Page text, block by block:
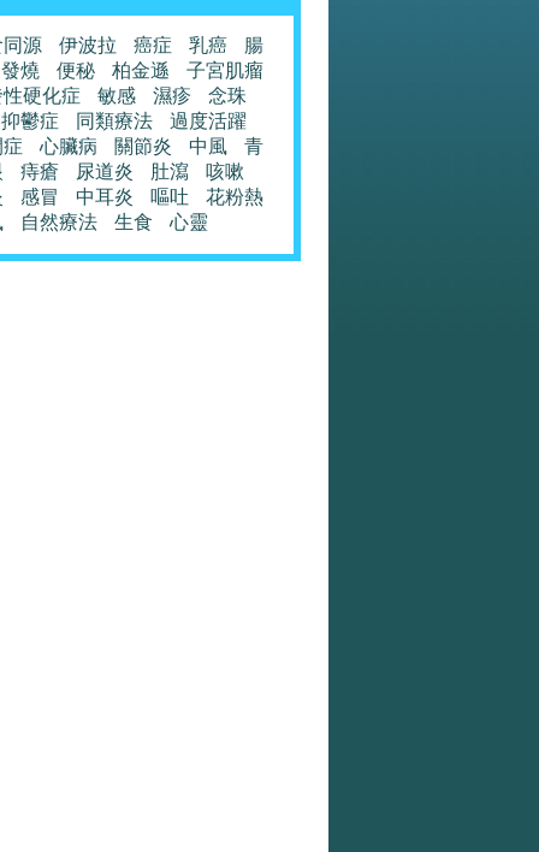
源 伊波拉 癌症 乳癌
腸
發燒
便秘 柏金遜
子宮肌瘤
硬化症
敏感 濕疹
念珠
抑鬱症
同類療法
過度活躍
心臟病 關節炎 中風
青
痔瘡 尿道炎 肚瀉
咳嗽
感冒 中耳炎 嘔吐
花粉熱
自然療法 生食 心靈